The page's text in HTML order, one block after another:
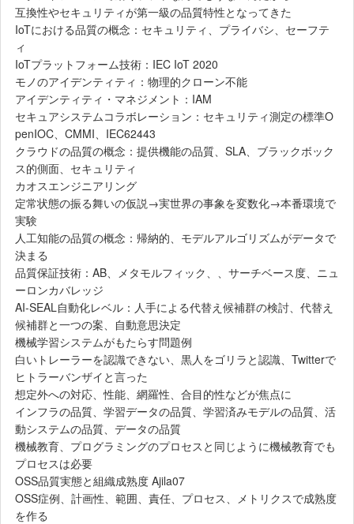
互換性やセキュリティが第一級の品質特性となってきた
IoTにおける品質の概念：セキュリティ、プライバシ、セーフテ
ィ
IoTプラットフォーム技術：IEC IoT 2020
モノのアイデンティティ：物理的クローン不能
アイデンティティ・マネジメント：IAM
セキュアシステムコラボレーション：セキュリティ測定の標準O
penIOC、CMMI、IEC62443
クラウドの品質の概念：提供機能の品質、SLA、ブラックボック
ス的側面、セキュリティ
カオスエンジニアリング
定常状態の振る舞いの仮説→実世界の事象を変数化→本番環境で
実験
人工知能の品質の概念：帰納的、モデルアルゴリズムがデータで
決まる
品質保証技術：AB、メタモルフィック、、サーチベース度、ニュ
ーロンカバレッジ
AI-SEAL自動化レベル：人手による代替え候補群の検討、代替え
候補群と一つの案、自動意思決定
機械学習システムがもたらす問題例
白いトレーラーを認識できない、黒人をゴリラと認識、Twitterで
ヒトラーバンザイと言った
想定外への対応、性能、網羅性、合目的性などが焦点に
インフラの品質、学習データの品質、学習済みモデルの品質、活
動システムの品質、データの品質
機械教育、プログラミングのプロセスと同じように機械教育でも
プロセスは必要
OSS品質実態と組織成熟度 Ajila07
OSS症例、計画性、範囲、責任、プロセス、メトリクスで成熟度
を作る